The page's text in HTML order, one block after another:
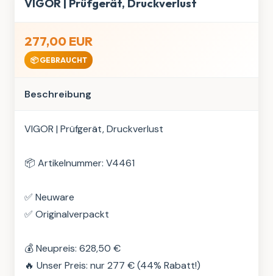
VIGOR | Prüfgerät, Druckverlust
277,00 EUR
📦 GEBRAUCHT
Beschreibung
VIGOR | Prüfgerät, Druckverlust
📦 Artikelnummer: V4461
✅ Neuware
✅ Originalverpackt
💰 Neupreis: 628,50 €
🔥 Unser Preis: nur 277 € (44% Rabatt!)